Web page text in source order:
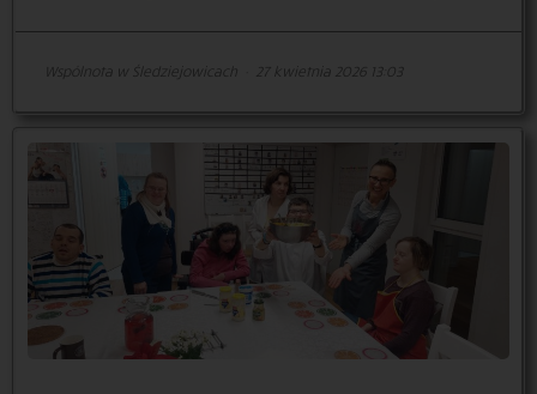
Wspólnota w Śledziejowicach 27 kwietnia 2026 13:03